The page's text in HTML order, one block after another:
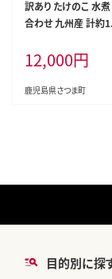
訳あり たけのこ 水
合わせ 九州産 計約
日祝除く)》鹿児島県
無料 惣菜 タケノコ
ク 水煮 お取り寄せ
12,000円
鹿児島県さつま町
目的別に探